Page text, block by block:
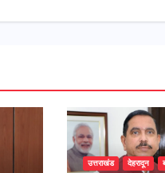
उत्तराखंड देहरादून